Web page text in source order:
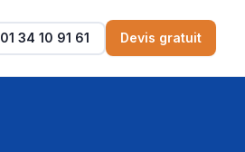
01 34 10 91 61 Devis gratuit